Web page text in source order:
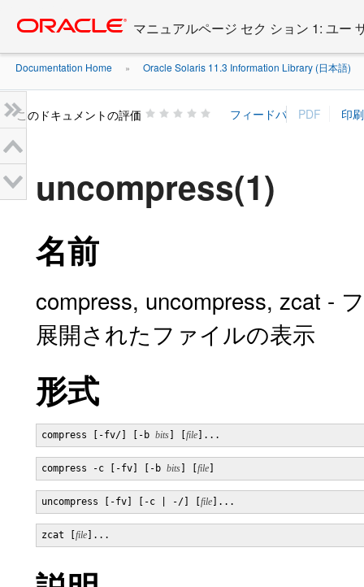
content
マニュアルページ セク ション 1: ユー
Documentation Home » Oracle Solaris 11.3 Information Library (日本語)
このドキュメントの評価
uncompress(1)
名前
compress, uncompress, zcat -
展開されたファイルの表示
形式
compress [-fv/] [-b bits file ]...
compress -c [-fv] [-b bits file
uncompress [-fv] [-c | -/] [ file ]...
zcat [ file ]...